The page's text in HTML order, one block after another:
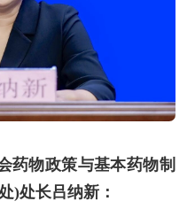
药物政策与基本药物制
)处长吕纳新：